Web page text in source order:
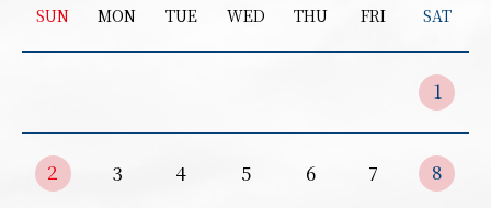
SUN MON TUE WED THU FRI SAT
1
2 3 4 5 6 7 8